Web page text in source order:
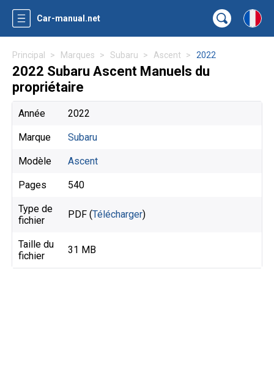
Car-manual.net
Principal Marques Subaru Ascent 2022
2022 Subaru Ascent Manuels du
propriétaire
Année 2022
Marque Subaru
Modèle Ascent
Pages 540
Type de
fichier
PDF (Télécharger)
Taille du
fichier
31 MB